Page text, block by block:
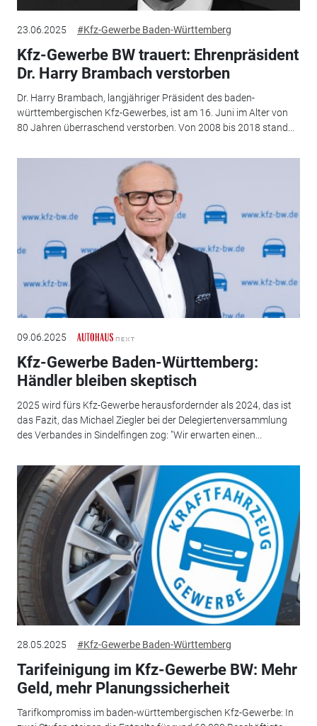
23.06.2025 #Kfz-Gewerbe Baden-Württemberg
Kfz-Gewerbe BW trauert: Ehrenpräsident
Dr. Harry Brambach verstorben
Dr. Harry Brambach, langjähriger Präsident des baden-
württembergischen Kfz-Gewerbes, ist am 16. Juni im Alter von
80 Jahren überraschend verstorben. Von 2008 bis 2018 stand...
09.06.2025
Kfz-Gewerbe Baden-Württemberg:
Händler bleiben skeptisch
2025 wird fürs Kfz-Gewerbe herausfordernder als 2024, das ist
das Fazit, das Michael Ziegler bei der Delegiertenversammlung
des Verbandes in Sindelfingen zog: "Wir erwarten einen...
28.05.2025 #Kfz-Gewerbe Baden-Württemberg
Tarifeinigung im Kfz-Gewerbe BW: Mehr
Geld, mehr Planungssicherheit
Tarifkompromiss im baden-württembergischen Kfz-Gewerbe: In